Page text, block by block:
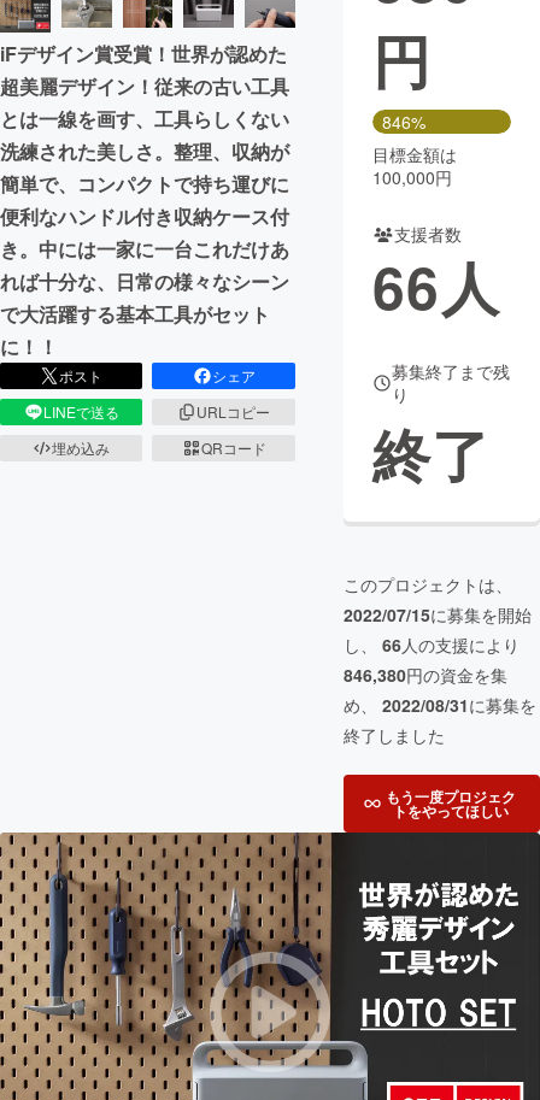
iFデザイン賞受賞！世界が認めた
超美麗デザイン！従来の古い工具
とは一線を画す、工具らしくない
洗練された美しさ。整理、収納が
簡単で、コンパクトで持ち運びに
便利なハンドル付き収納ケース付
き。中には一家に一台これだけあ
れば十分な、日常の様々なシーン
で大活躍する基本工具がセット
に！！
ポスト
シェア
LINEで送る
URLコピー
埋め込み
QRコード
円
846%
目標金額は
100,000円
支援者数
66人
募集終了まで残
り
終了
このプロジェクトは、
2022/07/15に募集を開始
し、 66人の支援により
846,380円の資金を集
め、 2022/08/31に募集を
終了しました
もう一度プロジェク
トをやってほしい